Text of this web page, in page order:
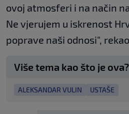
ovoj atmosferi i na način
Ne vjerujem u iskrenost
poprave naši odnosi",
Više tema kao što je ova?
ALEKSANDAR VULIN USTAŠE